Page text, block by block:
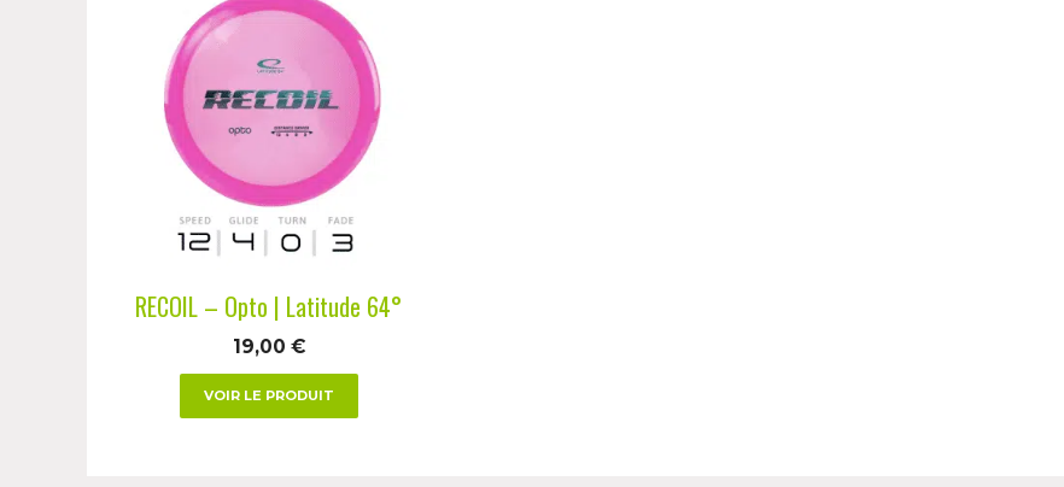
RECOIL – Opto | Latitude 64°
19,00 €
VOIR LE PRODUIT
produit
plusieurs
variations.
options
peuvent
sur